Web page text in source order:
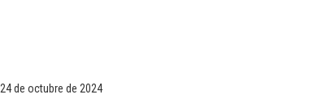
24 de octubre de 2024